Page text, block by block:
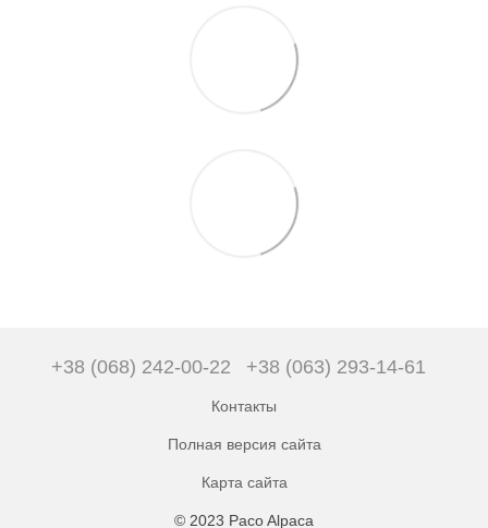
+38 (068) 242-00-22 +38 (063) 293-14-61
Контакты
Полная версия сайта
Карта сайта
© 2023 Paco Alpaca